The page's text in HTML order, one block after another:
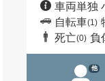
車両単独
自転車(1)
死亡(0) 負
他